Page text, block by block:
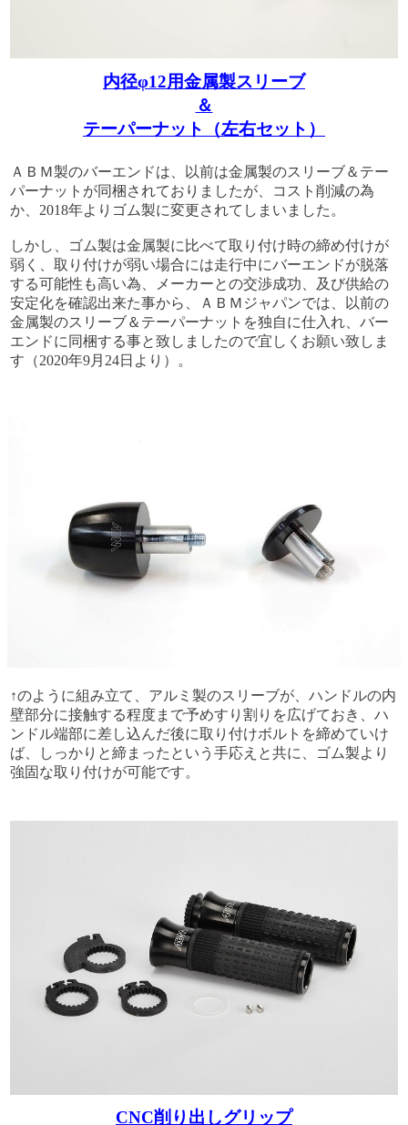
内径φ12用金属製スリーブ
＆
テーパーナット（左右セット）
ＡＢＭ製のバーエンドは、以前は金属製のスリーブ＆テー
パーナットが同梱されておりましたが、コスト削減の為
か、2018年よりゴム製に変更されてしまいました。
しかし、ゴム製は金属製に比べて取り付け時の締め付けが
弱く、取り付けが弱い場合には走行中にバーエンドが脱落
する可能性も高い為、メーカーとの交渉成功、及び供給の
安定化を確認出来た事から、ＡＢＭジャパンでは、以前の
金属製のスリーブ＆テーパーナットを独自に仕入れ、バー
エンドに同梱する事と致しましたので宜しくお願い致しま
す（2020年9月24日より）。
↑のように組み立て、アルミ製のスリーブが、ハンドルの内
壁部分に接触する程度まで予めすり割りを広げておき、ハ
ンドル端部に差し込んだ後に取り付けボルトを締めていけ
ば、しっかりと締まったという手応えと共に、ゴム製より
強固な取り付けが可能です。
CNC削り出しグリップ